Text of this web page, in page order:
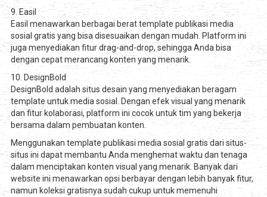
9. Easil
Easil menawarkan berbagai berat template publikasi media
sosial gratis yang bisa disesuaikan dengan mudah. Platform ini
juga menyediakan fitur drag-and-drop, sehingga Anda bisa
dengan cepat merancang konten yang menarik.
10. DesignBold
DesignBold adalah situs desain yang menyediakan beragam
template untuk media sosial. Dengan efek visual yang menarik
dan fitur kolaborasi, platform ini cocok untuk tim yang bekerja
bersama dalam pembuatan konten.
Menggunakan template publikasi media sosial gratis dari situs-
situs ini dapat membantu Anda menghemat waktu dan tenaga
dalam menciptakan konten visual yang menarik. Banyak dari
website ini menawarkan opsi berbayar dengan lebih banyak fitur,
namun koleksi gratisnya sudah cukup untuk memenuhi